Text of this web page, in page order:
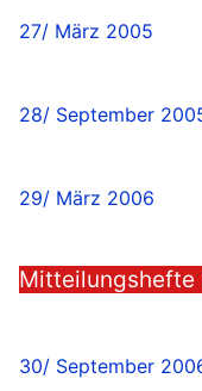
27/ März 2005
28/ September
29/ März 2006
Mitteilungshefte
30/ September